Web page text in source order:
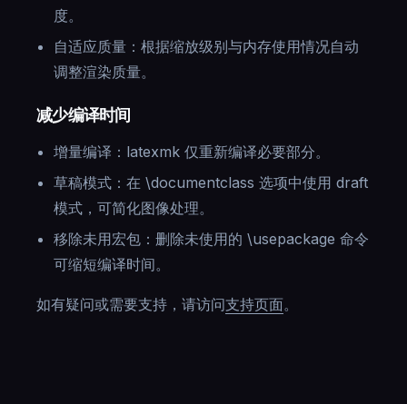
度。
自适应质量：根据缩放级别与内存使用情况自动
调整渲染质量。
减少编译时间
增量编译：latexmk 仅重新编译必要部分。
草稿模式：在 \documentclass 选项中使用 draft
模式，可简化图像处理。
移除未用宏包：删除未使用的 \usepackage 命令
可缩短编译时间。
如有疑问或需要支持，请访问支持页面。